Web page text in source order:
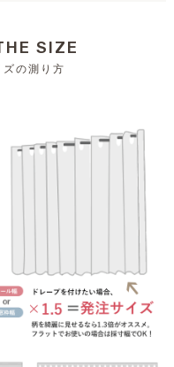
SIZE
の測り方